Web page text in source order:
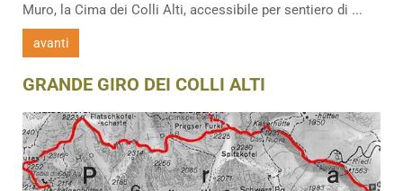
Muro, la Cima dei Colli Alti, accessibile per sentiero di ...
avanti
GRANDE GIRO DEI COLLI ALTI